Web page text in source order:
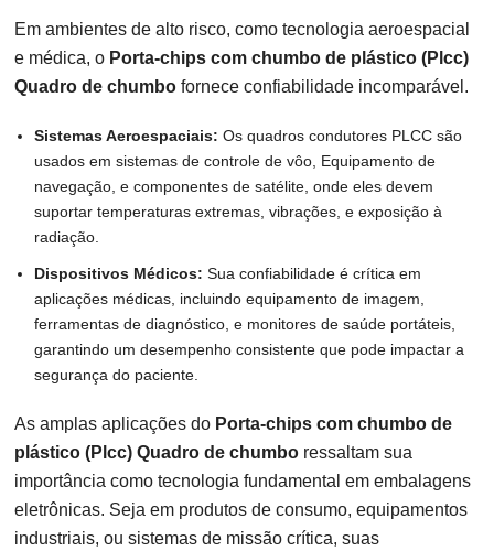
Em ambientes de alto risco, como tecnologia aeroespacial
e médica, o Porta-chips com chumbo de plástico (Plcc)
Quadro de chumbo fornece confiabilidade incomparável.
Sistemas Aeroespaciais: Os quadros condutores PLCC são
usados ​​em sistemas de controle de vôo, Equipamento de
navegação, e componentes de satélite, onde eles devem
suportar temperaturas extremas, vibrações, e exposição à
radiação.
Dispositivos Médicos: Sua confiabilidade é crítica em
aplicações médicas, incluindo equipamento de imagem,
ferramentas de diagnóstico, e monitores de saúde portáteis,
garantindo um desempenho consistente que pode impactar a
segurança do paciente.
As amplas aplicações do Porta-chips com chumbo de
plástico (Plcc) Quadro de chumbo ressaltam sua
importância como tecnologia fundamental em embalagens
eletrônicas. Seja em produtos de consumo, equipamentos
industriais, ou sistemas de missão crítica, suas